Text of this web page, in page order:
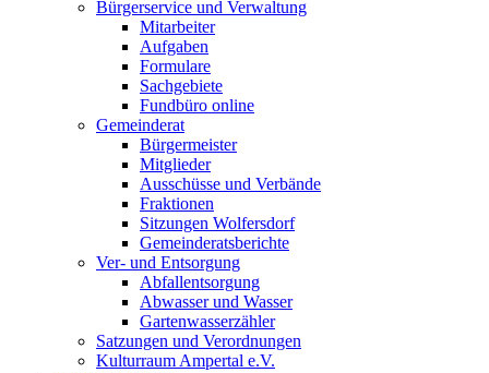
Bürgerservice und Verwaltung
Mitarbeiter
Aufgaben
Formulare
Sachgebiete
Fundbüro online
Gemeinderat
Bürgermeister
Mitglieder
Ausschüsse und Verbände
Fraktionen
Sitzungen Wolfersdorf
Gemeinderatsberichte
Ver- und Entsorgung
Abfallentsorgung
Abwasser und Wasser
Gartenwasserzähler
Satzungen und Verordnungen
Kulturraum Ampertal e.V.